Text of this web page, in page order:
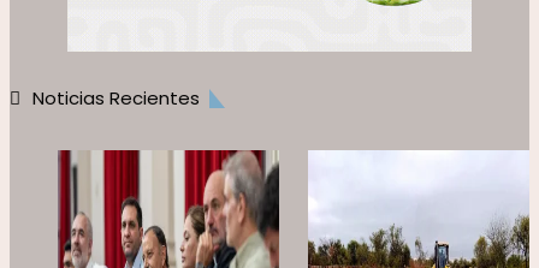
Noticias Recientes